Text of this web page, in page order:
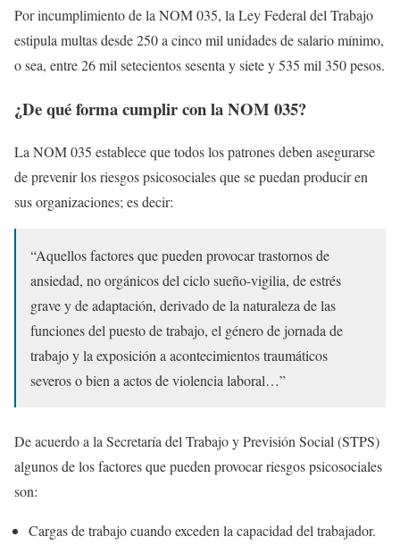
Por incumplimiento de la NOM 035, la Ley Federal del Trabajo
estipula multas desde 250 a cinco mil unidades de salario mínimo,
o sea, entre 26 mil setecientos sesenta y siete y 535 mil 350 pesos.
¿De qué forma cumplir con la NOM 035?
La NOM 035 establece que todos los patrones deben asegurarse
de prevenir los riesgos psicosociales que se puedan producir en
sus organizaciones; es decir:
“Aquellos factores que pueden provocar trastornos de
ansiedad, no orgánicos del ciclo sueño-vigilia, de estrés
grave y de adaptación, derivado de la naturaleza de las
funciones del puesto de trabajo, el género de jornada de
trabajo y la exposición a acontecimientos traumáticos
severos o bien a actos de violencia laboral…”
De acuerdo a la Secretaría del Trabajo y Previsión Social (STPS)
algunos de los factores que pueden provocar riesgos psicosociales
son:
Cargas de trabajo cuando exceden la capacidad del trabajador.